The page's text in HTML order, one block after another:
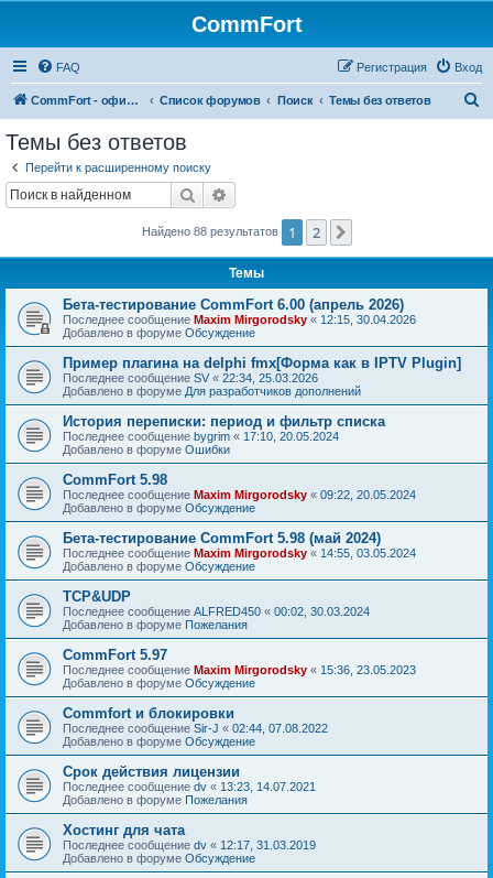
CommFort
FAQ Вход
Регистрация
CommFort - официальный сайт Список форумов Поиск Темы без ответов
Темы без ответов
Перейти к расширенному поиску
Поиск
Найдено 88 результатов 1 2
Темы
Бета-тестирование CommFort 6.00 (апрель 2026)
Последнее сообщение Maxim Mirgorodsky « 12:15, 30.04.2026
Добавлено в форуме Обсуждение
Пример плагина на delphi fmx[Форма как в IPTV Plugin]
Последнее сообщение SV « 22:34, 25.03.2026
Добавлено в форуме Для разработчиков дополнений
История переписки: период и фильтр списка
Последнее сообщение bygrim « 17:10, 20.05.2024
Добавлено в форуме Ошибки
CommFort 5.98
Последнее сообщение Maxim Mirgorodsky « 09:22, 20.05.2024
Добавлено в форуме Обсуждение
Бета-тестирование CommFort 5.98 (май 2024)
Последнее сообщение Maxim Mirgorodsky « 14:55, 03.05.2024
Добавлено в форуме Обсуждение
TCP&UDP
Последнее сообщение ALFRED450 « 00:02, 30.03.2024
Добавлено в форуме Пожелания
CommFort 5.97
Последнее сообщение Maxim Mirgorodsky « 15:36, 23.05.2023
Добавлено в форуме Обсуждение
Сommfort и блокировки
Последнее сообщение Sir-J « 02:44, 07.08.2022
Добавлено в форуме Обсуждение
Срок действия лицензии
Последнее сообщение dv « 13:23, 14.07.2021
Добавлено в форуме Пожелания
Хостинг для чата
Последнее сообщение dv « 12:17, 31.03.2019
Добавлено в форуме Обсуждение